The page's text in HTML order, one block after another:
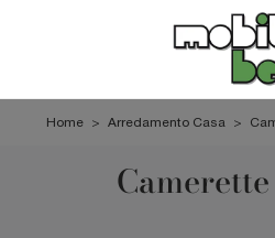
Home > Arredamento Casa >